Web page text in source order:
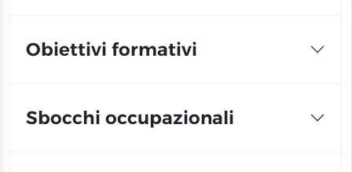
Obiettivi formativi
Sbocchi occupazionali